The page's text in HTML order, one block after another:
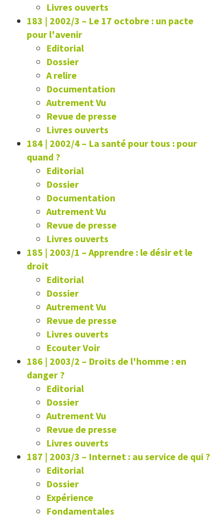
Livres ouverts
183 | 2002/3 – Le 17 octobre : un pacte
pour l'avenir
Editorial
Dossier
A relire
Documentation
Autrement Vu
Revue de presse
Livres ouverts
184 | 2002/4 – La santé pour tous : pour
quand ?
Editorial
Dossier
Documentation
Autrement Vu
Revue de presse
Livres ouverts
185 | 2003/1 – Apprendre : le désir et le
droit
Editorial
Dossier
Autrement Vu
Revue de presse
Livres ouverts
Ecouter Voir
186 | 2003/2 – Droits de l'homme : en
danger ?
Editorial
Dossier
Autrement Vu
Revue de presse
Livres ouverts
187 | 2003/3 – Internet : au service de qui ?
Editorial
Dossier
Expérience
Fondamentales